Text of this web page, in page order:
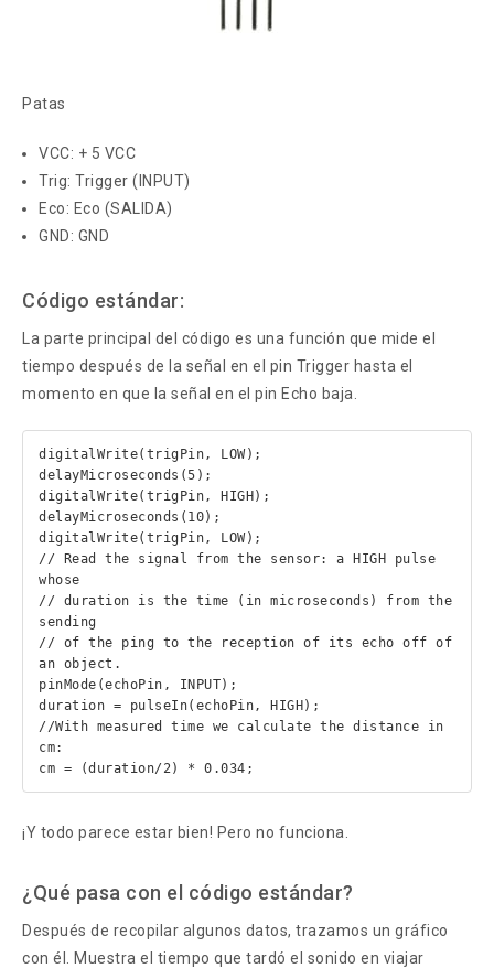
Patas
VCC: + 5 VCC
Trig: Trigger (INPUT)
Eco: Eco (SALIDA)
GND: GND
Código estándar:
La parte principal del código es una función que mide el
tiempo después de la señal en el pin Trigger hasta el
momento en que la señal en el pin Echo baja.
digitalWrite(trigPin, LOW);
delayMicroseconds(5);
digitalWrite(trigPin, HIGH);
delayMicroseconds(10);
digitalWrite(trigPin, LOW);
// Read the signal from the sensor: a HIGH pulse
whose
// duration is the time (in microseconds) from the
sending
// of the ping to the reception of its echo off of
an object.
pinMode(echoPin, INPUT);
duration = pulseIn(echoPin, HIGH);
//With measured time we calculate the distance in
cm:
cm = (duration/2) * 0.034;
¡Y todo parece estar bien! Pero no funciona.
¿Qué pasa con el código estándar?
Después de recopilar algunos datos, trazamos un gráfico
con él. Muestra el tiempo que tardó el sonido en viajar